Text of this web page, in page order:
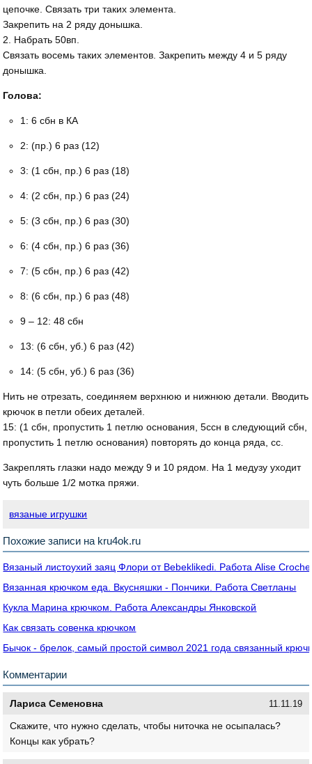
цепочке. Связать три таких элемента.
Закрепить на 2 ряду донышка.
2. Набрать 50вп.
Связать восемь таких элементов. Закрепить между 4 и 5 ряду
донышка.
Голова:
1: 6 сбн в КА
2: (пр.) 6 раз (12)
3: (1 сбн, пр.) 6 раз (18)
4: (2 сбн, пр.) 6 раз (24)
5: (3 сбн, пр.) 6 раз (30)
6: (4 сбн, пр.) 6 раз (36)
7: (5 сбн, пр.) 6 раз (42)
8: (6 сбн, пр.) 6 раз (48)
9 – 12: 48 сбн
13: (6 сбн, уб.) 6 раз (42)
14: (5 сбн, уб.) 6 раз (36)
Нить не отрезать, соединяем верхнюю и нижнюю детали. Вводить
крючок в петли обеих деталей.
15: (1 сбн, пропустить 1 петлю основания, 5ссн в следующий сбн,
пропустить 1 петлю основания) повторять до конца ряда, сс.
Закреплять глазки надо между 9 и 10 рядом. На 1 медузу уходит
чуть больше 1/2 мотка пряжи.
вязаные игрушки
Похожие записи на kru4ok.ru
Вязаный листоухий заяц Флори от Bebeklikedi. Работа Alise
Вязанная крючком еда. Вкусняшки - Пончики. Работа Светланы
Кукла Марина крючком. Работа Александры Янковской
Как связать совенка крючком
Бычок - брелок, самый простой символ 2021 года связанный
Комментарии
Лариса Семеновна 11.11.19
Скажите, что нужно сделать, чтобы ниточка не осыпалась?
Концы как убрать?